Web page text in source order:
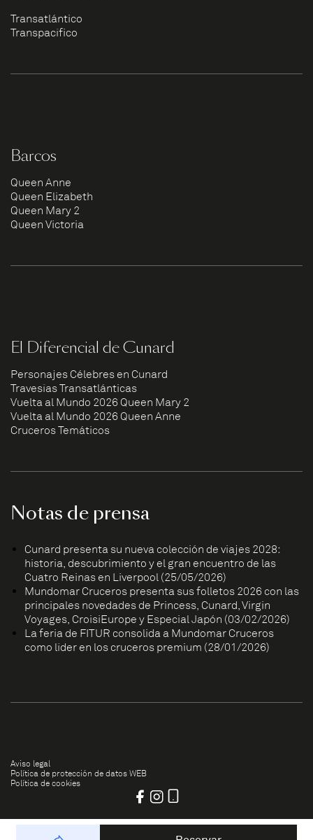
Transatlántico
Transpacífico
Barcos
Queen Anne
Queen Elizabeth
Queen Mary 2
Queen Victoria
El Diferencial de Cunard
Personajes Célebres en Cunard
Travesías Transatlánticas
Vuelta al Mundo 2026 Queen Mary 2
Vuelta al Mundo 2026 Queen Anne
Cruceros Temáticos
Notas de prensa
Cunard presenta su nueva colección de viajes 2028:
historia, descubrimiento y el gran encuentro de las
Cuatro Reinas en Liverpool (25/05/2026)
Mundomar Cruceros presenta sus folletos 2026 con las
principales novedades de Princess, Cunard, Virgin
Voyages, CroisiEurope y Especial Japón (03/02/2026)
La feria de FITUR consolida a Mundomar Cruceros
como líder en los cruceros premium (28/01/2026)
Aviso legal
Política de protección de datos WEB
Política de cookies